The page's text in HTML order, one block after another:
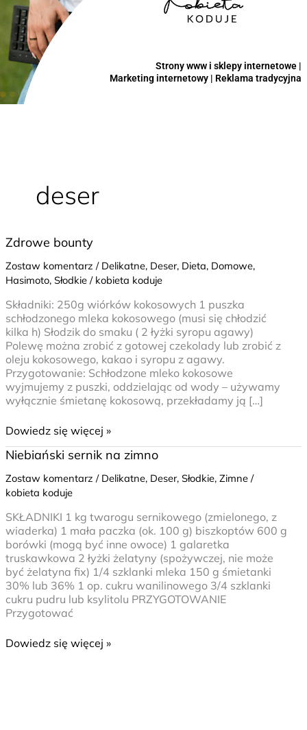
Strony www i sklepy internetowe |
Marketing internetowy | Reklama tradycyjna
deser
Zdrowe bounty
Zostaw komentarz / Delikatne, Deser, Dieta, Domowe,
Hasimoto, Słodkie/ kobieta koduje
Składniki: 250g wiórków kokosowych 1 puszka
schłodzonego mleka kokosowego (musi się chłodzić
kilka h) Słodzik do smaku ( 2 łyżki syropu agawy)
Polewę można zrobić z gotowej czekolady lub zrobić z
oleju kokosowego, kakao i syropu z agawy.
Przygotowanie: Schłodzone mleko kokosowe
wyjmujemy z puszki, oddzielając od wody – używamy
wyłącznie śmietanę kokosową, przekładamy ją […]
Zdrowe
Dowiedz się więcej »
Niebiański sernik na zimno
Zostaw komentarz / Delikatne, Deser, Słodkie, Zimne/
kobieta koduje
SKŁADNIKI 1 kg twarogu sernikowego (zmielonego, z
wiaderka) 1 mała paczka (ok. 100 g) biszkoptów 600 g
borówki (mogą być inne owoce) 1 galaretka
truskawkowa 2 łyżki żelatyny (spożywczej, nie może
być żelatyna fix) 1/4 szklanki mleka 150 g śmietanki
30% lub 36% 1 op. cukru wanilinowego 3/4 szklanki
cukru pudru lub ksylitolu PRZYGOTOWANIE
Przygotować
Niebiański
na
zimno
Dowiedz się więcej »